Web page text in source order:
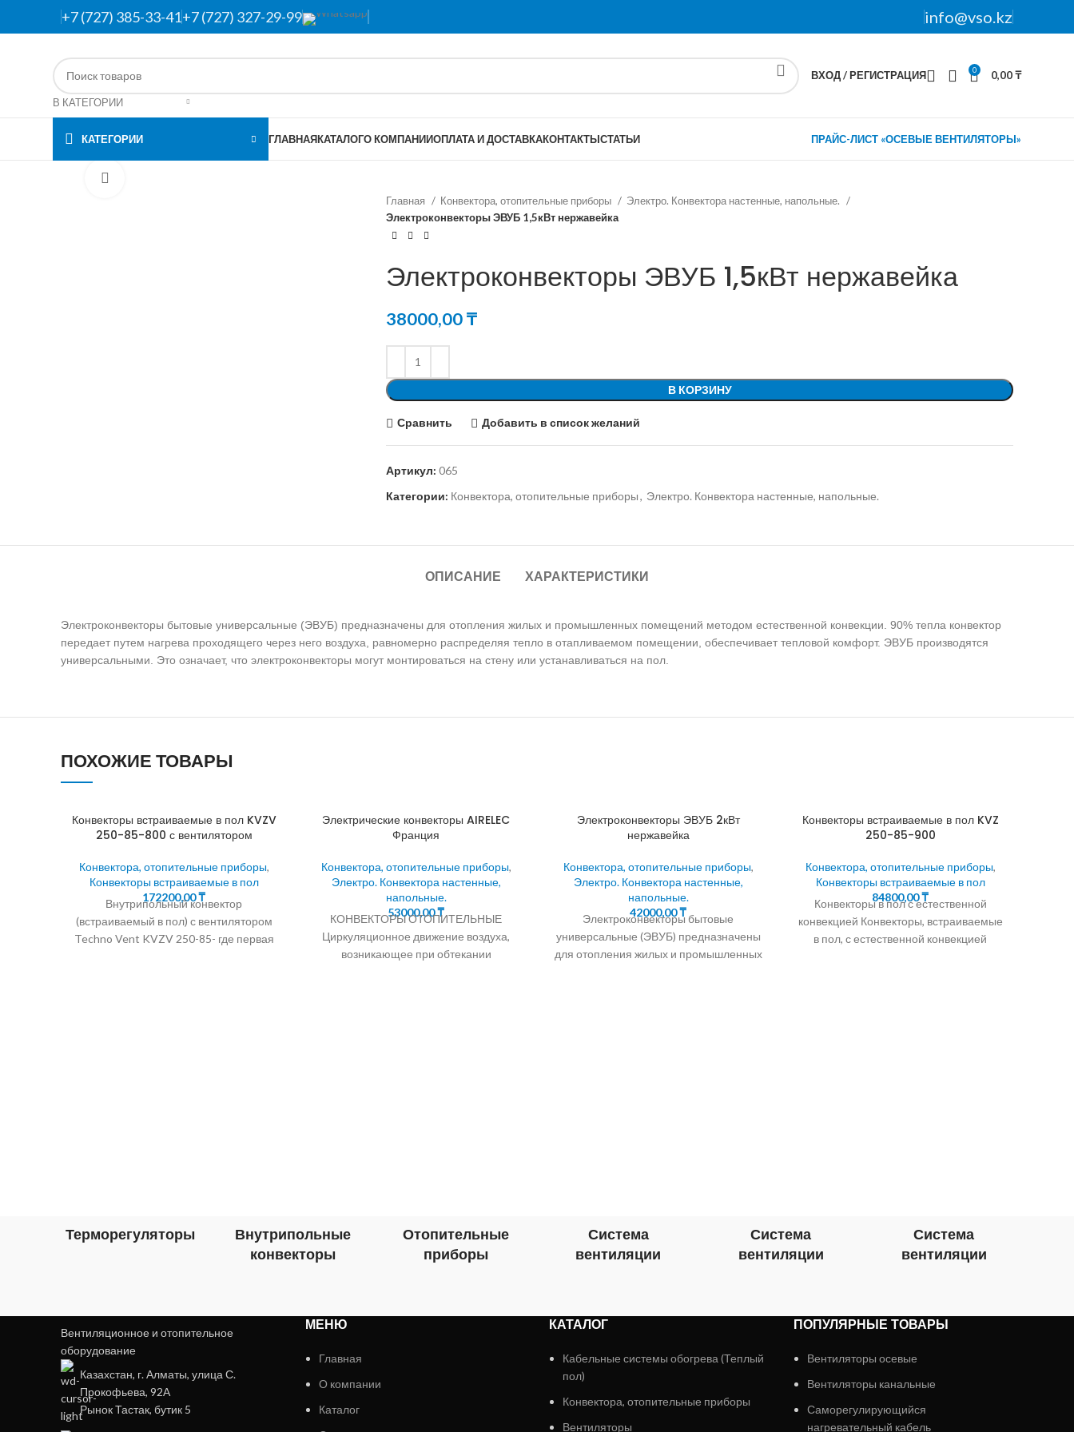
+7 (727) 385-33-41+7 (727) 327-29-99 info@vso.kz
В КАТЕГОРИИ
ВХОД / РЕГИСТРАЦИЯ 0 0,00₸
КАТЕГОРИИ ГЛАВНАЯКАТАЛОГО КОМПАНИИОПЛАТА И ДОСТАВКАКОНТАКТЫСТАТЬИ ПРАЙС-ЛИСТ «ОСЕВЫЕ ВЕНТИЛЯТОРЫ»
Главная
Конвектора, отопительные приборы
Электро. Конвектора настенные, напольные.
Электроконвекторы ЭВУБ 1,5кВт нержавейка
Электроконвекторы ЭВУБ 1,5кВт нержавейка
38000,00₸
В КОРЗИНУ
Сравнить Добавить в список желаний
Артикул:065
Категории: Конвектора, отопительные приборы, Электро. Конвектора настенные, напольные.
ОПИСАНИЕ ХАРАКТЕРИСТИКИ
Электроконвекторы бытовые универсальные (ЭВУБ) предназначены для отопления жилых и промышленных помещений методом естественной конвекции. 90% тепла кoнвeктoр
передает путем нагрева проходящего через него воздуха, равномерно распределяя тепло в отапливаемом помещении, обеспечивает тепловой комфорт. ЭВУБ производятся
универсальными. Это означает, что электроконвекторы могут монтироваться на стену или устанавливаться на пол.
ПОХОЖИЕ ТОВАРЫ
Конвекторы встраиваемые в пол KVZV
250-85-800 с вентилятором
Конвектора, отопительные приборы,
Конвекторы встраиваемые в пол
172200,00₸
Внутрипольный конвектор
(встраиваемый в пол) с вентилятором
Techno Vent KVZV 250-85- где первая
Электрические конвекторы AIRELEC
Франция
Конвектора, отопительные приборы,
Электро. Конвектора настенные,
напольные.
53000,00₸
КОНВЕКТОРЫ ОТОПИТЕЛЬНЫЕ
Циркуляционное движение воздуха,
возникающее при обтекании
Электроконвекторы ЭВУБ 2кВт
нержавейка
Конвектора, отопительные приборы,
Электро. Конвектора настенные,
напольные.
42000,00₸
Электроконвекторы бытовые
универсальные (ЭВУБ) предназначены
для отопления жилых и промышленных
Конвекторы встраиваемые в пол KVZ
250-85-900
Конвектора, отопительные приборы,
Конвекторы встраиваемые в пол
84800,00₸
Конвекторы в пол с естественной
конвекцией Конвекторы, встраиваемые
в пол, с естественной конвекцией
Терморегуляторы
Внутрипольные
конвекторы
Отопительные
приборы
Система
вентиляции
Система
вентиляции
Система
вентиляции
Вентиляционное и отопительное
оборудование
Казахстан, г. Алматы, улица С.
Прокофьева, 92А
Рынок Тастак, бутик 5
МЕНЮ
Главная
О компании
Каталог
КАТАЛОГ
Кабельные системы обогрева (Теплый
пол)
Конвектора, отопительные приборы
Вентиляторы
ПОПУЛЯРНЫЕ ТОВАРЫ
Вентиляторы осевые
Вентиляторы канальные
Саморегулирующийся
нагревательный кабель